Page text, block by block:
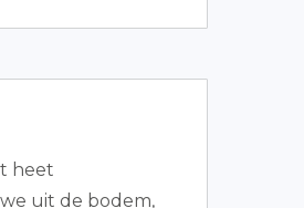
heet
uit de bodem,